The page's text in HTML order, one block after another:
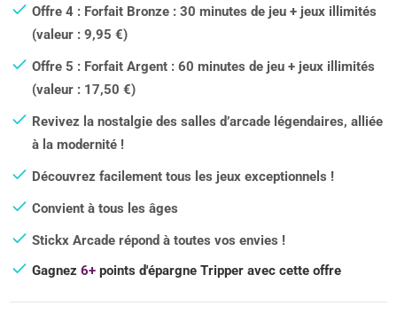
Offre 4 : Forfait Bronze : 30 minutes de jeu + jeux illimités
(valeur : 9,95 €)
Offre 5 : Forfait Argent : 60 minutes de jeu + jeux illimités
(valeur : 17,50 €)
Revivez la nostalgie des salles d’arcade légendaires, alliée
à la modernité !
Découvrez facilement tous les jeux exceptionnels !
Convient à tous les âges
Stickx Arcade répond à toutes vos envies !
Gagnez6+ points d'épargne Tripper avec cette offre